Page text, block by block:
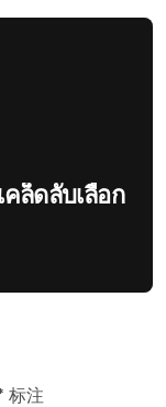
คล็ดลับเลือก
标注